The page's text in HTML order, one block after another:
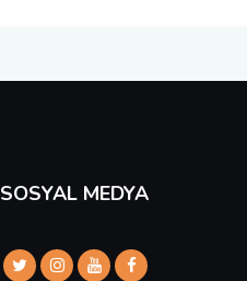
SOSYAL MEDYA